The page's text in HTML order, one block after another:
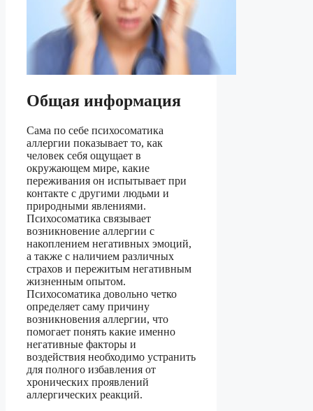
Общая информация
Сама по себе психосоматика
аллергии показывает то, как
человек себя ощущает в
окружающем мире, какие
переживания он испытывает при
контакте с другими людьми и
природными явлениями.
Психосоматика связывает
возникновение аллергии с
накоплением негативных эмоций,
а также с наличием различных
страхов и пережитым негативным
жизненным опытом.
Психосоматика довольно четко
определяет саму причину
возникновения аллергии, что
помогает понять какие именно
негативные факторы и
воздействия необходимо устранить
для полного избавления от
хронических проявлений
аллергических реакций.